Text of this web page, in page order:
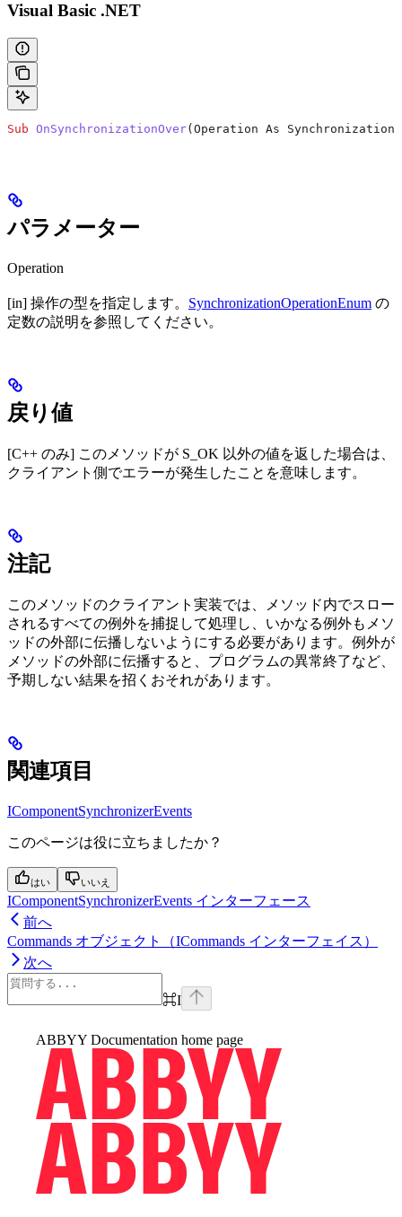
Visual Basic .NET
Sub OnSynchronizationOver( Operation As
パラメーター
Operation
[in] 操作の型を指定します。 SynchronizationOperationEnum の
定数の説明を参照してください。
戻り値
[C++ のみ] このメソッドが S_OK 以外の値を返した場合は、
クライアント側でエラーが発生したことを意味します。
注記
このメソッドのクライアント実装では、メソッド内でスロー
されるすべての例外を捕捉して処理し、いかなる例外もメソ
ッドの外部に伝播しないようにする必要があります。例外が
メソッドの外部に伝播すると、プログラムの異常終了など、
予期しない結果を招くおそれがあります。
関連項目
IComponentSynchronizerEvents
このページは役に立ちましたか？
はい いいえ
IComponentSynchronizerEvents インターフェース
前へ
Commands オブジェクト（ICommands インターフェイス）
次へ
⌘I
ABBYY Documentation home page